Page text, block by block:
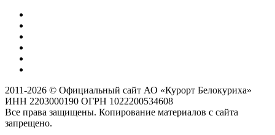
2011-2026 © Официальный сайт АО «Курорт Белокуриха»
ИНН 2203000190 ОГРН 1022200534608
Все права защищены. Копирование материалов с сайта
запрещено.